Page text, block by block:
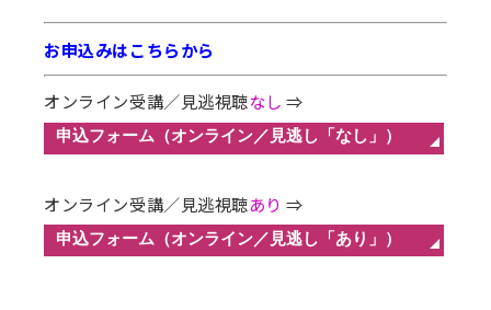
お申込みはこちらから
オンライン受講／見逃視聴なし ⇒
オンライン受講／見逃視聴あり ⇒